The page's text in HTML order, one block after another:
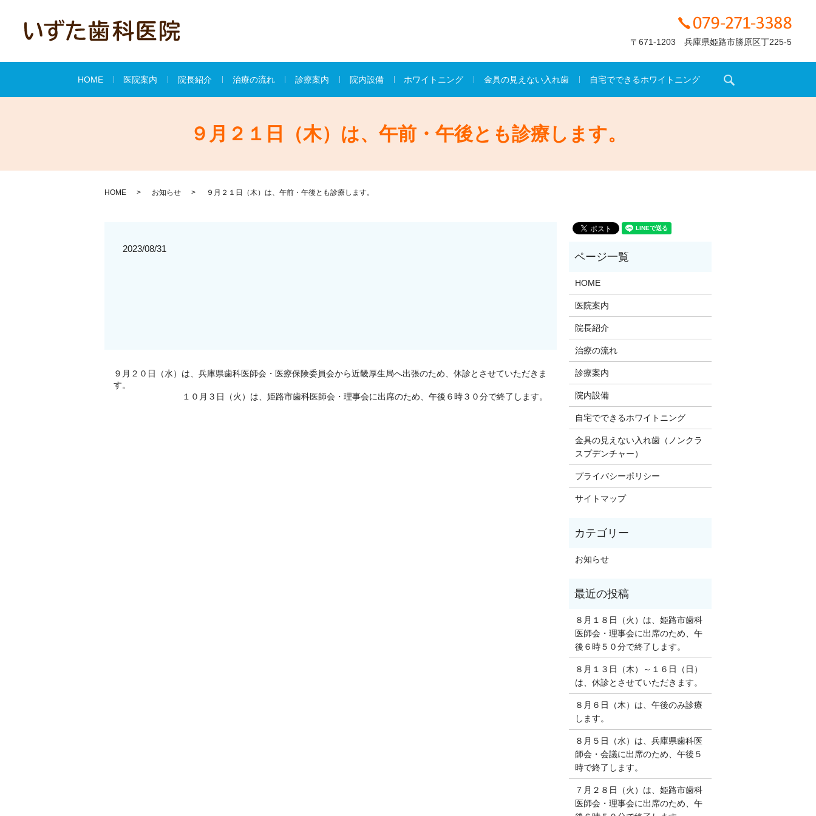
〒671-1203 兵庫県姫路市勝原区丁225-5
HOME 医院案内 院長紹介 治療の流れ 診療案内 院内設備 ホワイトニング 金具の見えない入れ歯 自宅でできるホワイトニング
９月２１日（木）は、午前・午後とも診療します。
HOME お知らせ ９月２１日（木）は、午前・午後とも診療します。
2023/08/31
９月２０日（水）は、兵庫県歯科医師会・医療保険委員会から近畿厚生局へ出張のため、休診とさせていただきま
す。
１０月３日（火）は、姫路市歯科医師会・理事会に出席のため、午後６時３０分で終了します。
HOME
医院案内
院長紹介
治療の流れ
診療案内
院内設備
自宅でできるホワイトニング
金具の見えない入れ歯（ノンクラ
スプデンチャー）
プライバシーポリシー
サイトマップ
お知らせ
８月１８日（火）は、姫路市歯科
医師会・理事会に出席のため、午
後６時５０分で終了します。
８月１３日（木）～１６日（日）
は、休診とさせていただきます。
８月６日（木）は、午後のみ診療
します。
８月５日（水）は、兵庫県歯科医
師会・会議に出席のため、午後５
時で終了します。
７月２８日（火）は、姫路市歯科
医師会・理事会に出席のため、午